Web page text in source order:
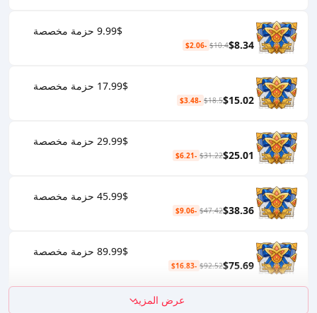
9.99$ حزمة مخصصة
$8.34
$10.4
-$2.06
17.99$ حزمة مخصصة
$15.02
$18.5
-$3.48
29.99$ حزمة مخصصة
$25.01
$31.22
-$6.21
45.99$ حزمة مخصصة
$38.36
$47.42
-$9.06
89.99$ حزمة مخصصة
$75.69
$92.52
-$16.83
عرض المزيد